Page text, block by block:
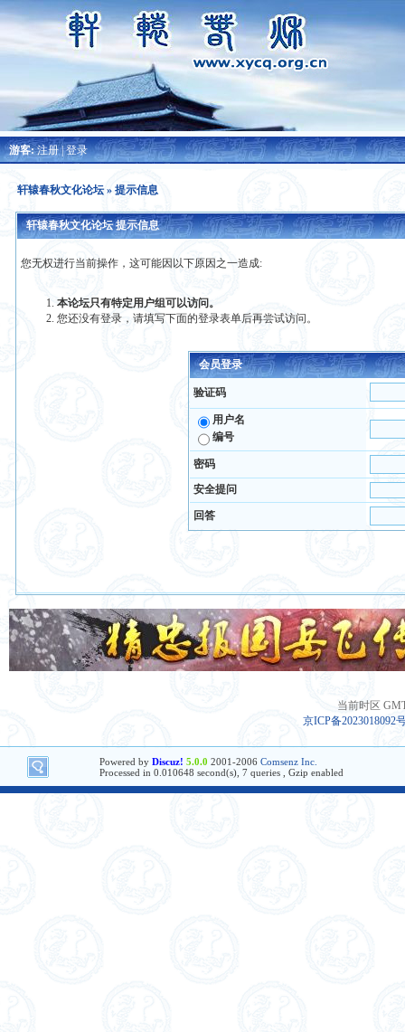
游客:注册|登录
轩辕春秋文化论坛» 提示信息
轩辕春秋文化论坛 提示信息
您无权进行当前操作，这可能因以下原因之一造成:
本论坛只有特定用户组可以访问。
您还没有登录，请填写下面的登录表单后再尝试访问。
会员登录
验证码
用户名
编号
密码
安全提问
回答
当前时区
京ICP备2023018092
Powered by Discuz! 5.0.0 2001-2006 Comsenz Inc.
Processed in 0.010648 second(s), 7 queries , Gzip enabled